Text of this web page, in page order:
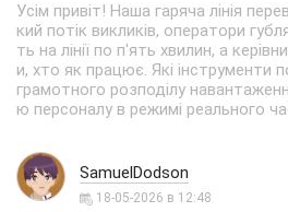
Усім привіт! Наша гаряча лінія
кий потік викликів, оператори
ть на лінії по п'ять хвилин, а
и, хто як працює. Які інструменти
грамотного розподілу
ю персоналу в режимі реального
SamuelDodson
18-05-2026 в 12:48